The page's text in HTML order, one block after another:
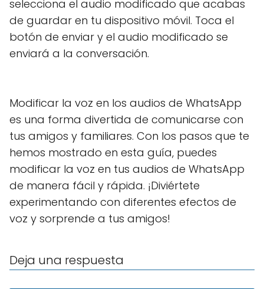
selecciona el audio modificado que acabas
de guardar en tu dispositivo móvil. Toca el
botón de enviar y el audio modificado se
enviará a la conversación.
Modificar la voz en los audios de WhatsApp
es una forma divertida de comunicarse con
tus amigos y familiares. Con los pasos que te
hemos mostrado en esta guía, puedes
modificar la voz en tus audios de WhatsApp
de manera fácil y rápida. ¡Diviértete
experimentando con diferentes efectos de
voz y sorprende a tus amigos!
Deja una respuesta